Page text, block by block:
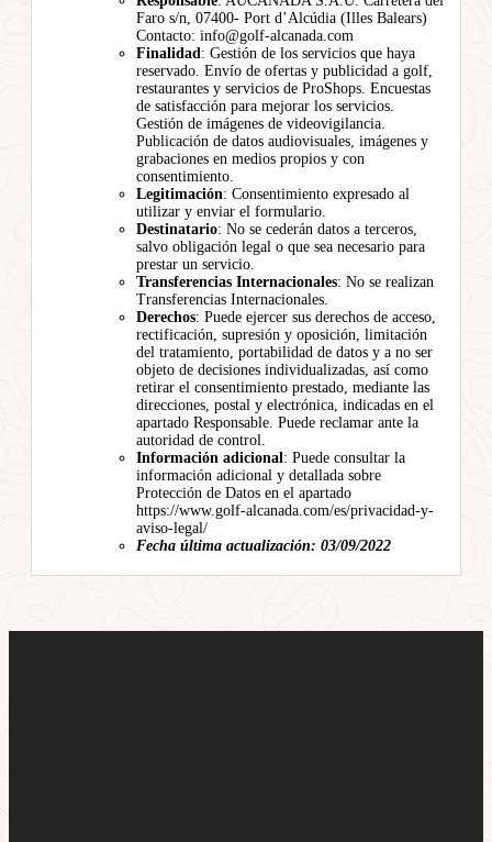
Faro s/n, 07400- Port d’Alcúdia (Illes Balears)
Contacto: info@golf-alcanada.com
Finalidad : Gestión de los servicios que haya
reservado. Envío de ofertas y publicidad a golf,
restaurantes y servicios de ProShops. Encuestas
de satisfacción para mejorar los servicios.
Gestión de imágenes de videovigilancia.
Publicación de datos audiovisuales, imágenes y
grabaciones en medios propios y con
consentimiento.
Legitimación: Consentimiento expresado al
utilizar y enviar el formulario.
Destinatario: No se cederán datos a terceros,
salvo obligación legal o que sea necesario para
prestar un servicio.
Transferencias Internacionales: No se realizan
Transferencias Internacionales.
Derechos: Puede ejercer sus derechos de acceso,
rectificación, supresión y oposición, limitación
del tratamiento, portabilidad de datos y a no ser
objeto de decisiones individualizadas, así como
retirar el consentimiento prestado, mediante las
direcciones, postal y electrónica, indicadas en el
apartado Responsable. Puede reclamar ante la
autoridad de control.
Información adicional : Puede consultar la
información adicional y detallada sobre
Protección de Datos en el apartado
https://www.golf-alcanada.com/es/privacidad-y-
aviso-legal/
Fecha última actualización: 03/09/2022